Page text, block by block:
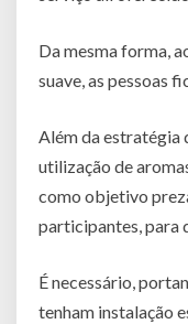
Da mesma forma,
suave, as pessoas
Além da estratégia
utilização de
como objetivo
participantes, para
É necessário,
tenham instalação